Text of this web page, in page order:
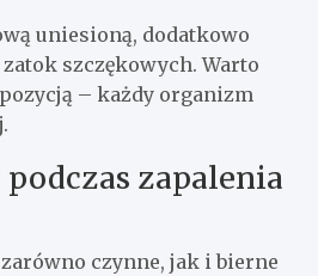
uniesioną, dodatkowo
szczękowych. Warto
– każdy organizm
zapalenia
czynne, jak i bierne